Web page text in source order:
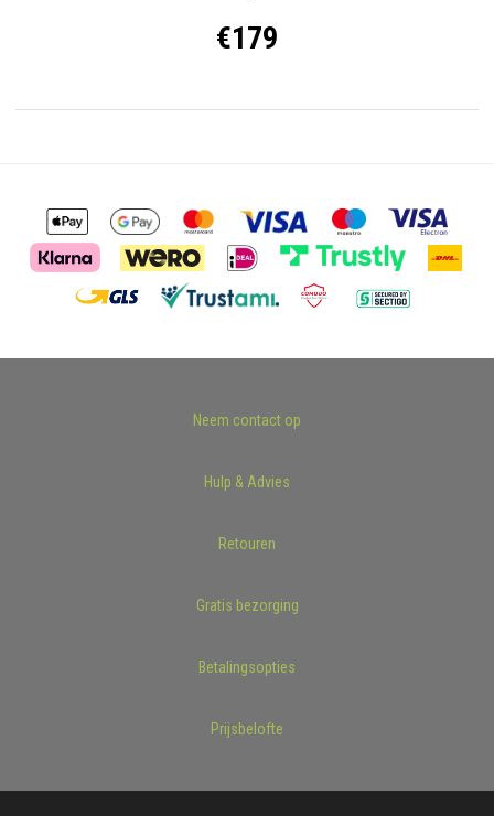
€179
Neem contact op
Hulp & Advies
Retouren
Gratis bezorging
Betalingsopties
Prijsbelofte